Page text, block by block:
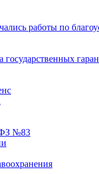
работы по
государственных
ФЗ №83